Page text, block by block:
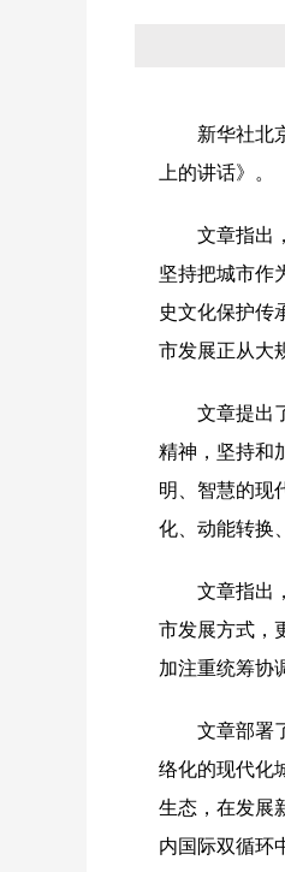
新华社北
上的讲话》
。
文章指出
坚持把城市作
史文化保护传
市发展正从大
文章提出
精神，坚持和
明、智慧的现
化、动能转换
文章指出
市发展方式，
加注重统筹协
文章部署
络化的现代化
生态，在发展
内国际双循环